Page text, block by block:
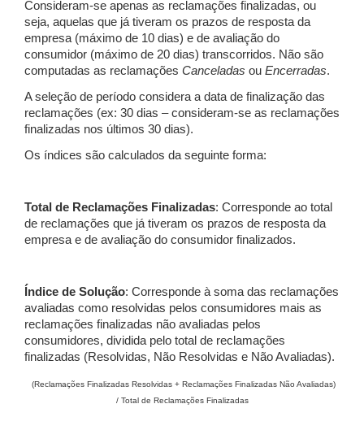
Consideram-se apenas as reclamações finalizadas, ou
seja, aquelas que já tiveram os prazos de resposta da
empresa (máximo de 10 dias) e de avaliação do
consumidor (máximo de 20 dias) transcorridos. Não são
computadas as reclamações Canceladas ou Encerradas.
A seleção de período considera a data de finalização das
reclamações (ex: 30 dias – consideram-se as reclamações
finalizadas nos últimos 30 dias).
Os índices são calculados da seguinte forma:
Total de Reclamações Finalizadas: Corresponde ao total
de reclamações que já tiveram os prazos de resposta da
empresa e de avaliação do consumidor finalizados.
Índice de Solução: Corresponde à soma das reclamações
avaliadas como resolvidas pelos consumidores mais as
reclamações finalizadas não avaliadas pelos
consumidores, dividida pelo total de reclamações
finalizadas (Resolvidas, Não Resolvidas e Não Avaliadas).
(Reclamações Finalizadas Resolvidas + Reclamações Finalizadas Não Avaliadas)
/ Total de Reclamações Finalizadas